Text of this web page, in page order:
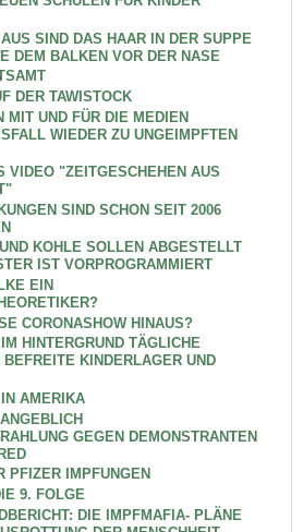
SIND DAS HAAR IN DER SUPPE
DEM BALKEN VOR DER NASE
DER TAWISTOCK
MIT UND FÜR DIE MEDIEN
WIEDER ZU UNGEIMPFTEN
VIDEO "ZEITGESCHEHEN AUS
SIND SCHON SEIT 2006
KOHLE SOLLEN ABGESTELLT
IST VORPROGRAMMIERT
EIN
CORONASHOW HINAUS?
HINTERGRUND TÄGLICHE
BEFREITE KINDERLAGER UND
AMERIKA
GEGEN DEMONSTRANTEN
PFIZER IMPFUNGEN
9. FOLGE
DIE IMPFMAFIA- PLÄNE